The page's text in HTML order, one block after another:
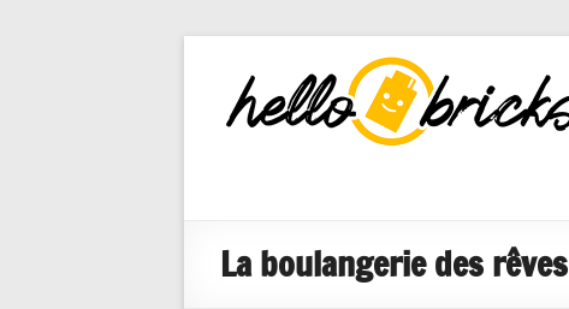
HelloBricks
Blog LEGO,
nouveaut�s
La boulangerie des rêves